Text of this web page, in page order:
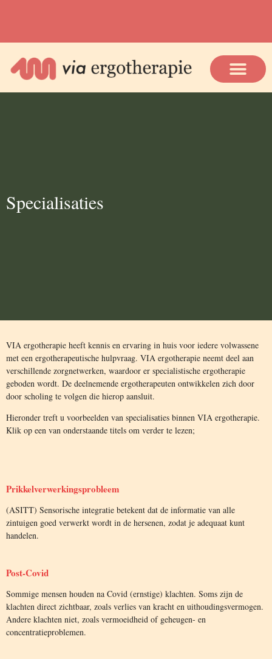
Specialisaties
VIA ergotherapie heeft kennis en ervaring in huis voor iedere volwassene
met een ergotherapeutische hulpvraag. VIA ergotherapie neemt deel aan
verschillende zorgnetwerken, waardoor er specialistische ergotherapie
geboden wordt. De deelnemende ergotherapeuten ontwikkelen zich door
door scholing te volgen die hierop aansluit.
Hieronder treft u voorbeelden van specialisaties binnen VIA ergotherapie.
Klik op een van onderstaande titels om verder te lezen;
Prikkelverwerkingsprobleem
(ASITT) Sensorische integratie betekent dat de informatie van alle
zintuigen goed verwerkt wordt in de hersenen, zodat je adequaat kunt
handelen.
Post-Covid
Sommige mensen houden na Covid (ernstige) klachten. Soms zijn de
klachten direct zichtbaar, zoals verlies van kracht en uithoudingsvermogen.
Andere klachten niet, zoals vermoeidheid of geheugen- en
concentratieproblemen.